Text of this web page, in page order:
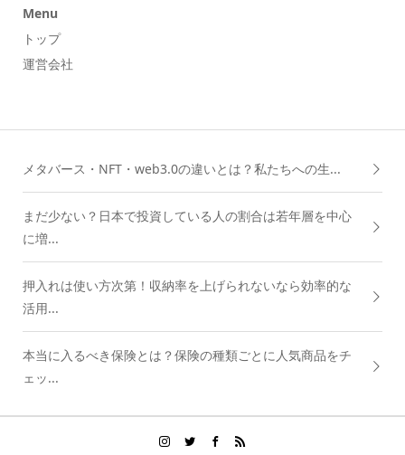
Menu
トップ
運営会社
メタバース・NFT・web3.0の違いとは？私たちへの生...
まだ少ない？日本で投資している人の割合は若年層を中心
に増...
押入れは使い方次第！収納率を上げられないなら効率的な
活用...
本当に入るべき保険とは？保険の種類ごとに人気商品をチ
ェッ...